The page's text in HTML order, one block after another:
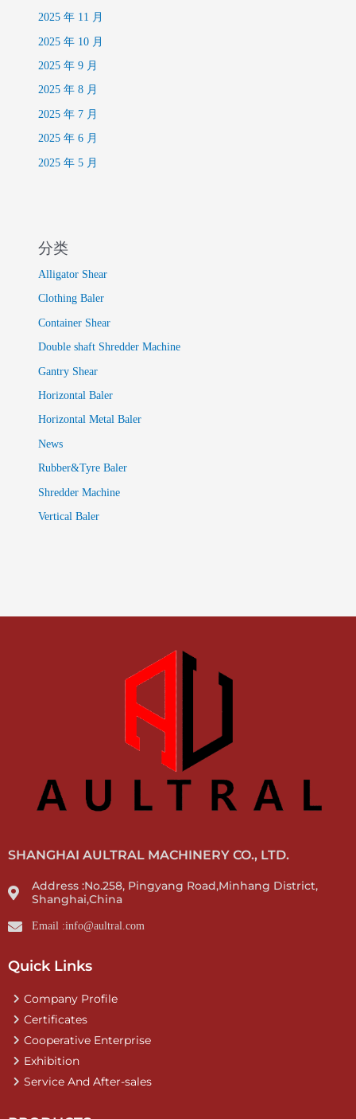
2025 年 11 月
2025 年 10 月
2025 年 9 月
2025 年 8 月
2025 年 7 月
2025 年 6 月
2025 年 5 月
分类
Alligator Shear
Clothing Baler
Container Shear
Double shaft Shredder Machine
Gantry Shear
Horizontal Baler
Horizontal Metal Baler
News
Rubber&Tyre Baler
Shredder Machine
Vertical Baler
SHANGHAI AULTRAL MACHINERY CO., LTD.
Address :No.258, Pingyang Road,Minhang District,
Shanghai,China
Email :info@aultral.com
Quick Links
Company Profile
Certificates
Cooperative Enterprise
Exhibition
Service And After-sales